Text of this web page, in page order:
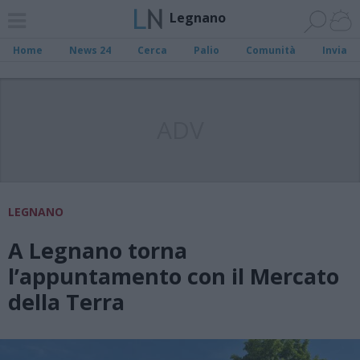
Legnano
Home News 24 Cerca Palio Comunità Invia
LEGNANO
A Legnano torna
l’appuntamento con il Mercato
della Terra